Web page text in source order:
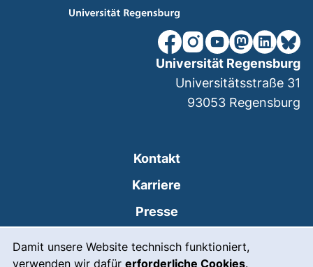
Damit unsere Website technisch funktioniert,
verwenden wir dafür erforderliche Cookies.
unsere Facebook-Seite
unsere Instagram-
unsere YouTube-
unsereunsere
Kontakt
Karriere
Presse
Universität Regensburg
Universitätsstraße 31
93053 Regensburg